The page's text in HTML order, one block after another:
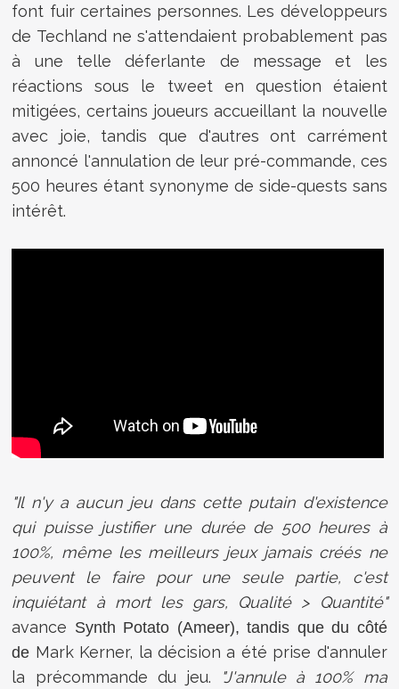
font fuir certaines personnes. Les développeurs
de Techland ne s'attendaient probablement pas
à une telle déferlante de message et les
réactions sous le tweet en question étaient
mitigées, certains joueurs accueillant la nouvelle
avec joie, tandis que d'autres ont carrément
annoncé l'annulation de leur pré-commande, ces
500 heures étant synonyme de side-quests sans
intérêt.
"Il n'y a aucun jeu dans cette putain d'existence
qui puisse justifier une durée de 500 heures à
100%, même les meilleurs jeux jamais créés ne
peuvent le faire pour une seule partie, c'est
inquiétant à mort les gars, Qualité > Quantité"
avance Synth Potato (Ameer), tandis que du côté
de Mark Kerner, la décision a été prise d'annuler
la précommande du jeu.
"J'annule à 100% ma